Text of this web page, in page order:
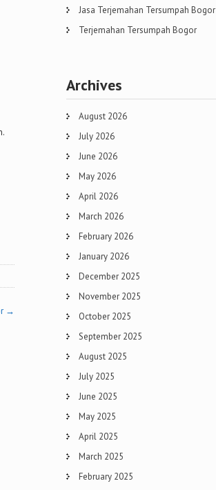
→
Jasa Terjemahan Tersumpah Bogor
Terjemahan Tersumpah Bogor
Archives
August 2026
July 2026
June 2026
May 2026
April 2026
March 2026
February 2026
January 2026
December 2025
November 2025
October 2025
September 2025
August 2025
July 2025
June 2025
May 2025
April 2025
March 2025
February 2025